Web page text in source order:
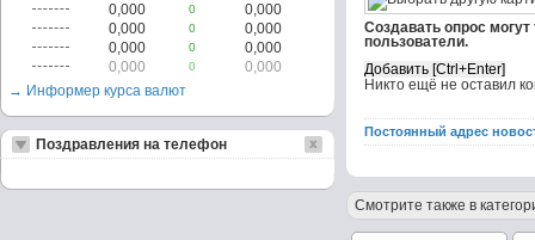
Создавать опрос
пользователи.
Никто ещё не оставил
Постоянный адрес
Смотрите также в
0,000
0
0,000
0,000
0
0,000
0,000
0
0,000
0,000
0
0,000
→ Информер курса валют
Поздравления на телефон